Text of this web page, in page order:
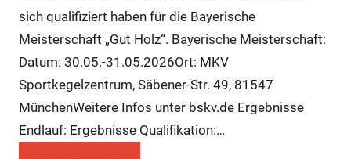
sich qualifiziert haben für die Bayerische
Meisterschaft „Gut Holz“. Bayerische Meisterschaft:
Datum: 30.05.-31.05.2026Ort: MKV
Sportkegelzentrum, Säbener-Str. 49, 81547
MünchenWeitere Infos unter bskv.de Ergebnisse
Endlauf: Ergebnisse Qualifikation:…